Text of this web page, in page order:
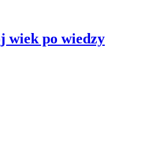
wiek po wiedzy